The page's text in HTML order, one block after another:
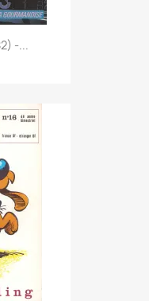
-...